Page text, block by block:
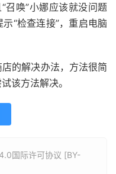
召唤”小娜应该就没问题
“检查连接”，重启电脑
的解决办法，方法很简
该方法解决。
国际许可协议 [BY-